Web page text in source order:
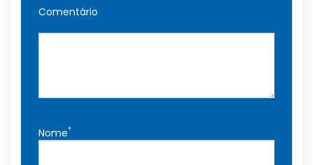
Comentário
Nome*